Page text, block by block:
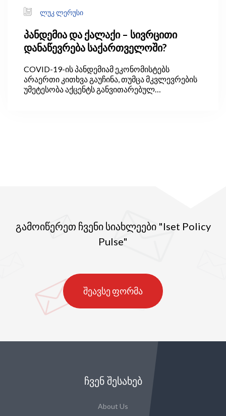
ლუკ ლერუსი
პანდემია და ქალაქი – სივრცითი
დანაწევრება საქართველოში?
COVID-19-ის პანდემიამ ეკონომისტებს
არაერთი კითხვა გაუჩინა, თუმცა მკვლევრების
უმეტესობა აქცენტს განვითარებულ
გამოიწერეთ ჩვენი სიახლეები "Iset Policy
Pulse"
შეავსე ფორმა
ᲩᲕᲔᲜ ᲨᲔᲡᲐᲮᲔᲑ
About Us